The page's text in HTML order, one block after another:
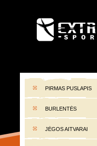
EXTREME-
PIRMAS PUSLAPIS
BURLENTĖS
JĖGOS AITVARAI